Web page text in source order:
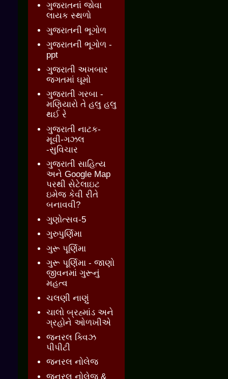
ગુજરાતનાં જોવા
લાયક સ્થળો
ગુજરાતની ભૂગોળ
ગુજરાતની ભૂગોળ -
ppt
ગુજરાતી અખબાર
જગતમાં ઘૂમો
ગુજરાતી ગરબા -
મણિયારો તે હલુ હલુ
થઈ રે
ગુજરાતી નાટક-
મૂવી-ગઝલ
-સુવિચાર
ગુજરાતી સાહિત્ય
અને Google Map
પરથી સેટેલાઇટ
ઇમેજ કેવી રીતે
બનાવવી?
ગુણોત્સવ-5
ગુરુપુર્ણિમા
ગુરૂ પૂર્ણિમા
ગુરૂ પૂર્ણિમા - જાણો
જીવનમાં ગુરૂનું
મહત્વ
ચલણી નાણું
ચાલો બ્રહ્માંડ અને
ગ્રહોને ઓળખીએ
જનરલ ક્વિઝ
પીપીટી
જનરલ નોલેજ
જનરલ નોલેજ &